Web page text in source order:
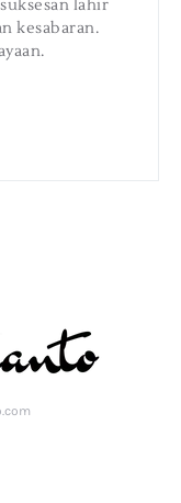
lahir
kesabaran.